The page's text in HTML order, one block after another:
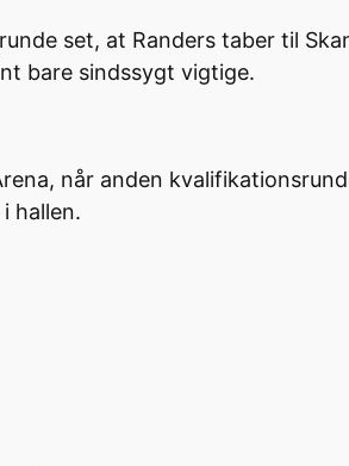
set, at Randers taber til
bare sindssygt vigtige.
når anden
hallen.